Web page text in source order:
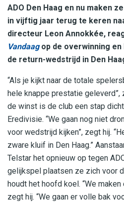
ADO Den Haag en nu maken
in vijftig jaar terug te keren
directeur Leon Annokkée,
Vandaagop de overwinning
de return-wedstrijd in Den
“Als je kijkt naar de totale
hele knappe prestatie
de winst is de club een stap
Eredivisie. “We gaan nog niet
voor wedstrijd kijken”, zegt hij.
zware kluif in Den Haag.”
Telstar het opnieuw op tegen
gelijkspel plaatsen ze zich voor
houdt het hoofd koel. “We
zegt hij. “We gaan er volle bak